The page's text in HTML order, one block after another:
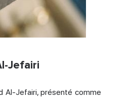
Jefairi
Al-Jefairi, présenté comme